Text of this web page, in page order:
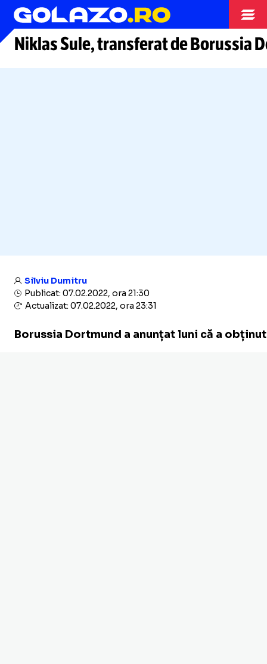
Arhiva fotbal
Niklas Sule, transferat de Borussia
Silviu Dumitru
Publicat: 07.02.2022, ora 21:30
Actualizat: 07.02.2022, ora 23:31
Borussia Dortmund a anunțat luni că a